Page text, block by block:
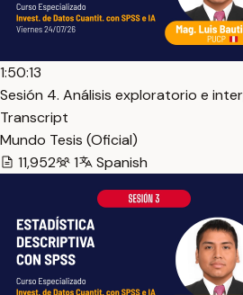
1:50:13
Sesión 4. Análisis exploratorio e
Transcript
Mundo Tesis (Oficial)
11,952
1 Spanish